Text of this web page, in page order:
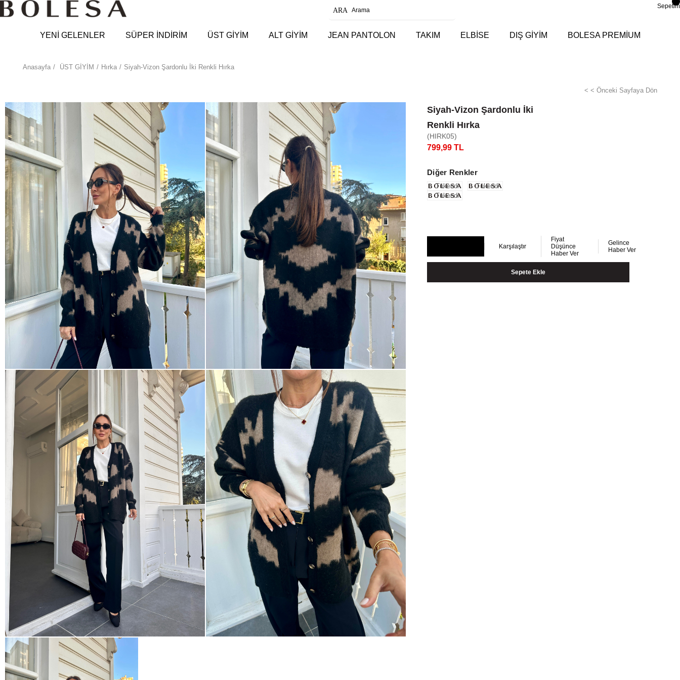
Sepetim
YENİ GELENLER SÜPER İNDİRİM ÜST GİYİM ALT GİYİM JEAN PANTOLON TAKIM ELBİSE DIŞ GİYİM BOLESA PREMİUM
Anasayfa ÜST GİYİM Hırka Siyah-Vizon Şardonlu İki Renkli Hırka
< < Önceki Sayfaya Dön
Siyah-Vizon Şardonlu İki
Renkli Hırka
(HIRK05)
799,99 TL
Diğer Renkler
Tükendi
Tükendi
Tükendi
Karşılaştır
Fiyat
Düşünce
Haber Ver
Gelince
Haber Ver